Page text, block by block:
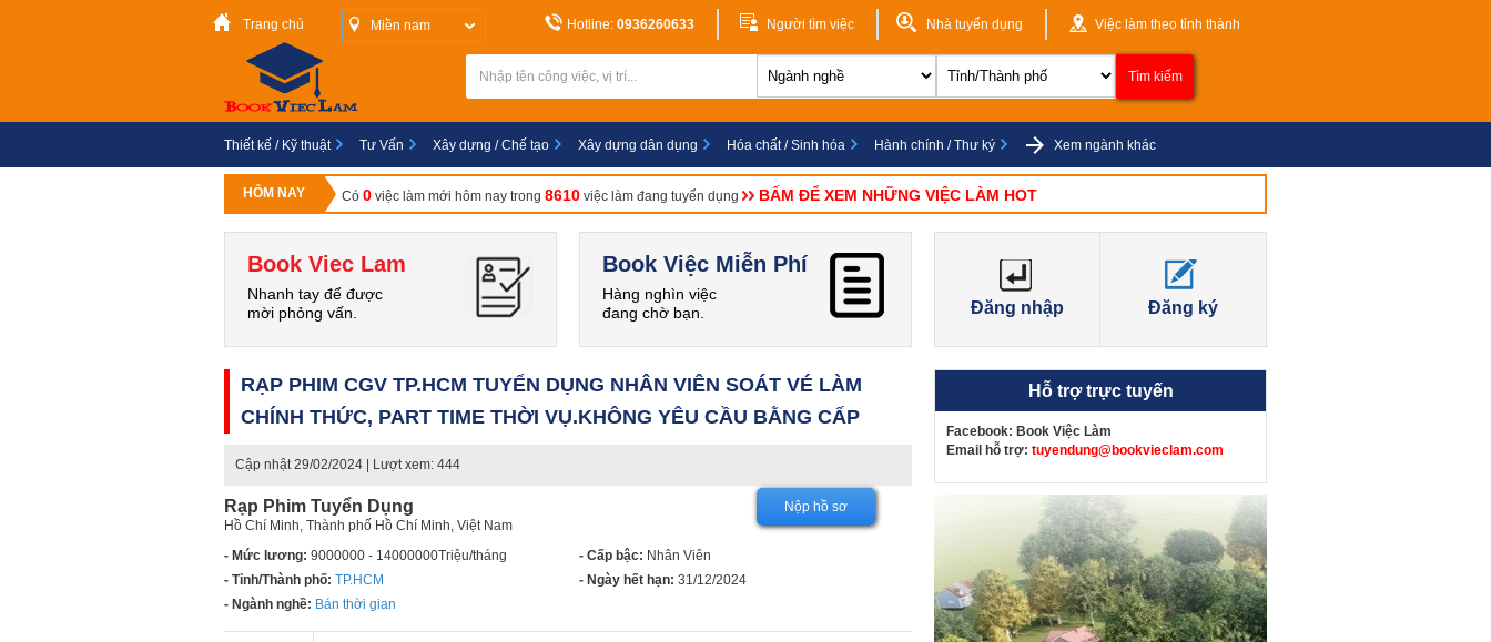
Trang chủ Miền nam Hotline: 0936260633 Người tìm việc Nhà tuyển dụng Việc làm theo tỉnh thành
Thiết kế / Kỹ thuật Tư Vấn Xây dựng / Chế tạo Xây dựng dân dụng Hóa chất / Sinh hóa Hành chính / Thư ký Xem ngành khác
HÔM NAY Có 0 việc làm mới hôm nay trong 8610 việc làm đang tuyển dụng BẤM ĐỂ XEM NHỮNG VIỆC LÀM HOT
Book Viec Lam
Nhanh tay để được
mời phỏng vấn.
Book Việc Miễn Phí
Hàng nghìn việc
đang chờ bạn.
Đăng nhập Đăng ký
RẠP PHIM CGV TP.HCM TUYỂN DỤNG NHÂN VIÊN SOÁT VÉ LÀM
CHÍNH THỨC, PART TIME THỜI VỤ.KHÔNG YÊU CẦU BẰNG CẤP
Cập nhật29/02/2024 | Lượt xem: 444
Rạp Phim Tuyển Dụng
Hồ Chí Minh, Thành phố Hồ Chí Minh, Việt Nam
Nộp hồ sơ
- Mức lương: 9000000 - 14000000Triệu/tháng
- Tỉnh/Thành phố: TP.HCM
- Ngành nghề: Bán thời gian
- Cấp bậc: Nhân Viên
- Ngày hết hạn: 31/12/2024
Hỗ trợ trực tuyến
Facebook: Book Việc Làm
Email hỗ trợ: tuyendung@bookvieclam.com